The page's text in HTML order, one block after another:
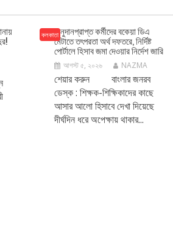
কলকাতাঅনুদানপ্রাপ্ত কর্মীদের বকেয়া ডিএ
মেটাতে তৎপরতা অর্থ দফতরে, নির্দিষ্ট
পোর্টালে হিসাব জমা দেওয়ার নির্দেশ জারি
আগস্ট ৫, ২০২৬ NAZMA
শেয়ার করুন বাংলার জনরব
ডেস্ক : শিক্ষক-শিক্ষিকাদের কাছে
আসার আলো হিসাবে দেখা দিয়েছে
দীর্ঘদিন ধরে অপেক্ষায় থাকার...